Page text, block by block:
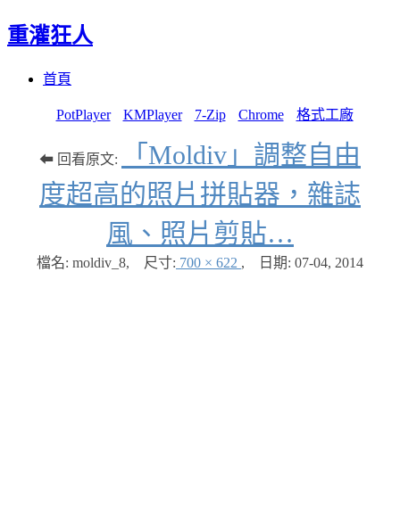
重灌狂人
首頁
PotPlayer KMPlayer 7-Zip Chrome 格式工廠
⬅ 回看原文:
「Moldiv」調整自由
度超高的照片拼貼器，雜誌
風、照片剪貼…
檔名: moldiv_8, 尺寸: 700 × 622 , 日期: 07-04, 2014